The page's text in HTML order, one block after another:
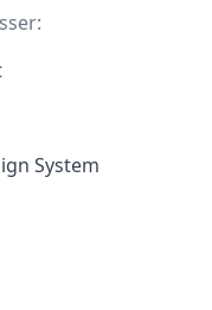
System